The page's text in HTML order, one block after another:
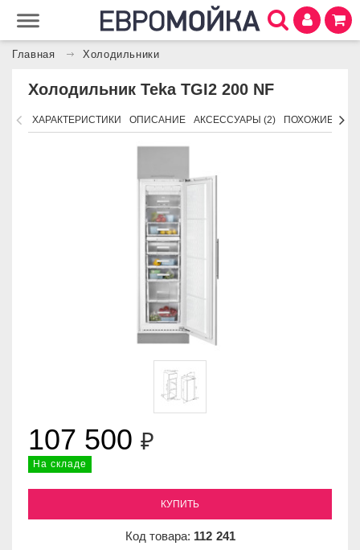
Главная Холодильники
Холодильник Teka TGI2 200 NF
ХАРАКТЕРИСТИКИ ОПИСАНИЕ АКСЕССУАРЫ (2) ПОХОЖИЕ
107 500 ₽
На складе
КУПИТЬ
Код товара: 112 241